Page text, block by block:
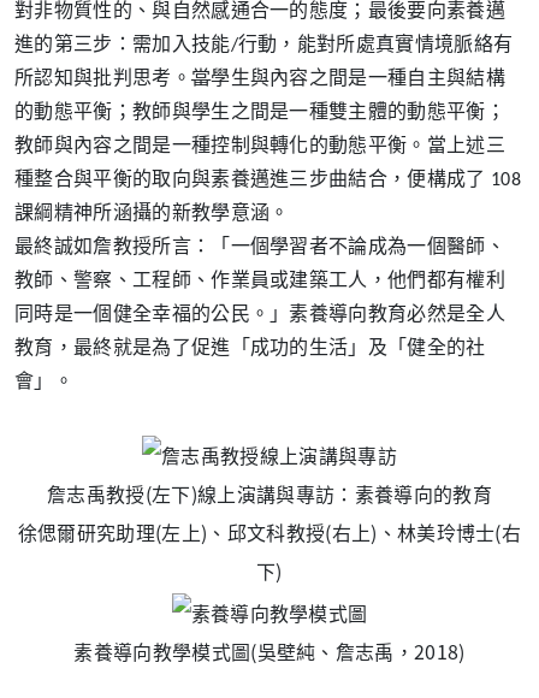
對非物質性的、與自然感通合一的態度；最後要向素養邁
進的第三步：需加入技能/行動，能對所處真實情境脈絡有
所認知與批判思考。當學生與內容之間是一種自主與結構
的動態平衡；教師與學生之間是一種雙主體的動態平衡；
教師與內容之間是一種控制與轉化的動態平衡。當上述三
種整合與平衡的取向與素養邁進三步曲結合，便構成了 108
課綱精神所涵攝的新教學意涵。
最終誠如詹教授所言：「一個學習者不論成為一個醫師、
教師、警察、工程師、作業員或建築工人，他們都有權利
同時是一個健全幸福的公民。」素養導向教育必然是全人
教育，最終就是為了促進「成功的生活」及「健全的社
會」。
詹志禹教授(左下)線上演講與專訪：素養導向的教育
徐偲爾研究助理(左上)、邱文科教授(右上)、林美玲博士(右
下)
素養導向教學模式圖(吳壁純、詹志禹，2018)